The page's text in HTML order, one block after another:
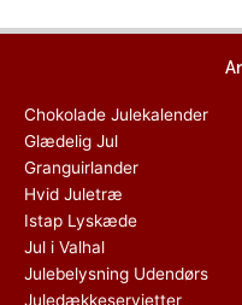
Chokolade Julekalender
Glædelig Jul
Granguirlander
Hvid Juletræ
Istap Lyskæde
Jul i Valhal
Julebelysning Udendørs
Juledækkeservietter